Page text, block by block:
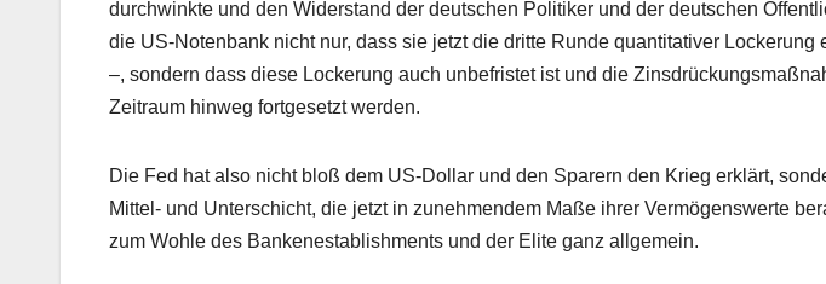
durchwinkte und den Widerstand der deutschen Politiker und der deutschen
die US-Notenbank nicht nur, dass sie jetzt die dritte Runde quantitativer
–, sondern dass diese Lockerung auch unbefristet ist und die
Zeitraum hinweg fortgesetzt werden.
Die Fed hat also nicht bloß dem US-Dollar und den Sparern den Krieg erklärt,
Mittel- und Unterschicht, die jetzt in zunehmendem Maße ihrer Vermögenswerte
zum Wohle des Bankenestablishments und der Elite ganz allgemein.